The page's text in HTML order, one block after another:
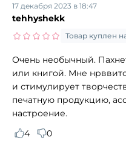
tehhyshekk
17 декабря 2023 в 18:47
Товар куплен
Очень необычный.
или книгой. Мне
и стимулирует
печатную продукцию,
настроение.
4
0